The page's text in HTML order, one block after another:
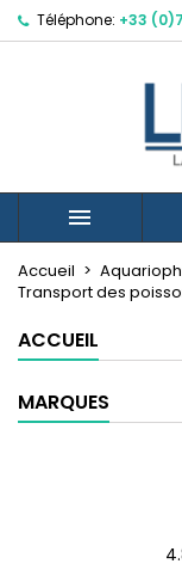
Téléphone: +33

Accueil
Transport des
ACCUEIL
MARQUES
Mes
Créer une
Créer
Nom de la liste
Vous devez
à votre liste